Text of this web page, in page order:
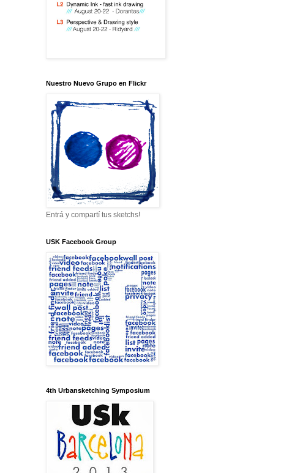
Nuestro Nuevo Grupo en Flickr
Entrá y compartí tus sketchs!
USK Facebook Group
4th Urbansketching Symposium